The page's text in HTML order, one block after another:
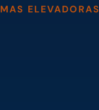
ELEVADORAS